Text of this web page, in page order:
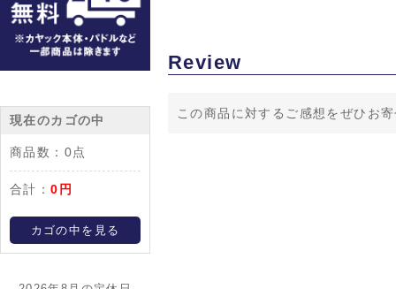
現在のカゴの中
商品数： 0点
合計：0円
カゴの中を見る
Review
この商品に対するご感想をぜひお